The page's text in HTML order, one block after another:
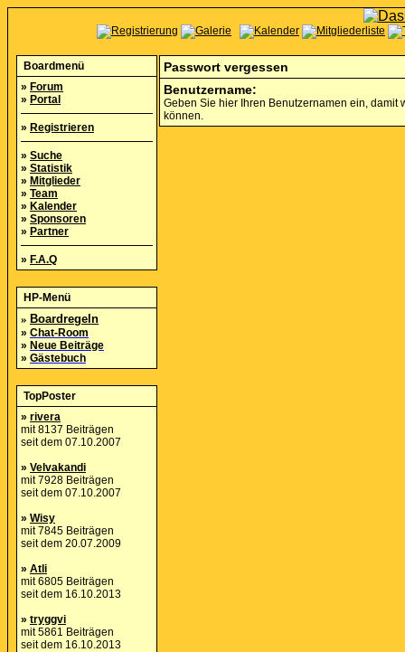
Boardmenü
» Forum
» Portal
» Registrieren
» Suche
» Statistik
» Mitglieder
» Team
» Kalender
» Sponsoren
» Partner
» F.A.Q
HP-Menü
» Boardregeln
» Chat-Room
» Neue Beiträge
» Gästebuch
TopPoster
» rivera
mit 8137 Beiträgen
seit dem 07.10.2007
» Velvakandi
mit 7928 Beiträgen
seit dem 07.10.2007
» Wisy
mit 7845 Beiträgen
seit dem 20.07.2009
» Atli
mit 6805 Beiträgen
seit dem 16.10.2013
» tryggvi
mit 5861 Beiträgen
seit dem 16.10.2013
Passwort vergessen
Benutzername:
Geben Sie hier Ihren Benutzernamen ein, damit
können.